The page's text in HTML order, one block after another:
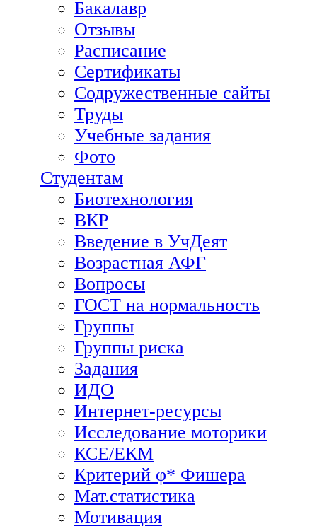
Бакалавр
Отзывы
Расписание
Сертификаты
Содружественные сайты
Труды
Учебные задания
Фото
Студентам
Биотехнология
ВКР
Введение в УчДеят
Возрастная АФГ
Вопросы
ГОСТ на нормальность
Группы
Группы риска
Задания
ИДО
Интернет-ресурсы
Исследование моторики
КСЕ/ЕКМ
Критерий φ* Фишера
Мат.статистика
Мотивация